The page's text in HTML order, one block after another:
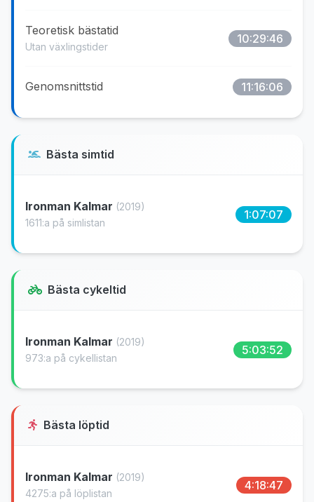
Teoretisk bästatid
Utan växlingstider
10:29:46
Genomsnittstid 11:16:06
Bästa simtid
Ironman Kalmar (2019)
1611:a på simlistan
1:07:07
Bästa cykeltid
Ironman Kalmar (2019)
973:a på cykellistan
5:03:52
Bästa löptid
Ironman Kalmar (2019)
4275:a på löplistan
4:18:47